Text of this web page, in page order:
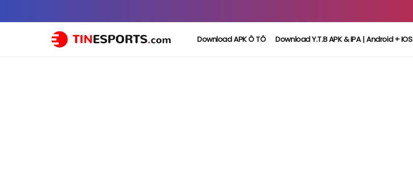
Download APK Ô TÔ Download Y.T.B APK & IPA | Android + IOS